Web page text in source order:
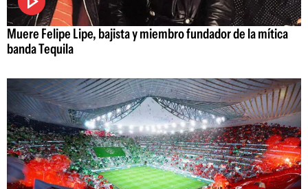
Muere Felipe Lipe, bajista y miembro fundador de la mítica
banda Tequila